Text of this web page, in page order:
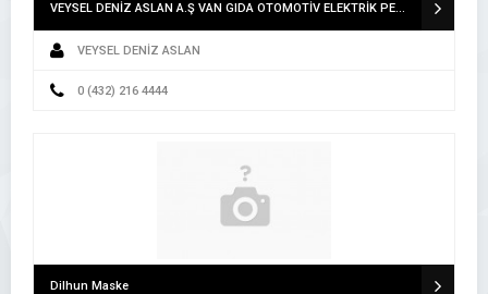
VEYSEL DENİZ ASLAN A.Ş VAN GIDA OTOMOTİV ELEKTRİK PETROL ÜRÜNLERİ İNŞAAT TEKSTİL TURİZM İTHALAT İHRACAT SAN.LTD.ŞTİ. A.Ş VAN
VEYSEL DENİZ ASLAN
0 (432) 216 4444
Dilhun Maske